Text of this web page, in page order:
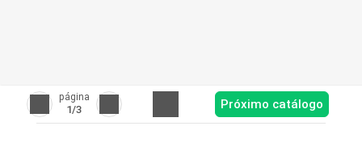
página
1/3 Próximo catálogo